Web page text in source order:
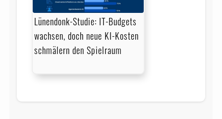
Lünendonk-Studie: IT-Budgets
wachsen, doch neue KI-Kosten
schmälern den Spielraum